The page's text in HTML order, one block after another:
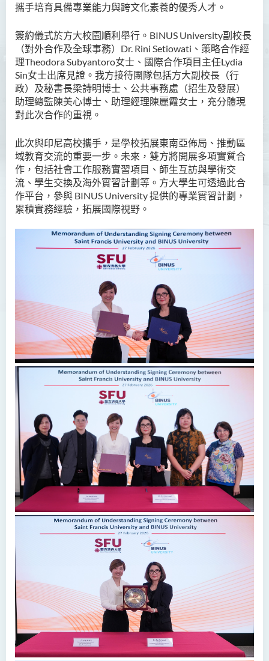
攜手培育具備專業能力與跨文化素養的優秀人才。
簽約儀式於方大校園順利舉行。BINUS University副校長
（對外合作及全球事務）Dr. Rini Setiowati、策略合作經
理Theodora Subyantoro女士、國際合作項目主任Lydia
Sin女士出席見證。我方接待團隊包括方大副校長（行
政）及秘書長梁詩明博士、公共事務處（招生及發展）
助理總監陳美心博士、助理經理陳麗霞女士，充分體現
對此次合作的重視。
此次與印尼高校攜手，是學校拓展東南亞佈局、推動區
域教育交流的重要一步。未來，雙方將開展多項實質合
作，包括社會工作服務實習項目、師生互訪與學術交
流、學生交換及海外實習計劃等。方大學生可透過此合
作平台，參與 BINUS University 提供的專業實習計劃，
累積實務經驗，拓展國際視野。
感言分享